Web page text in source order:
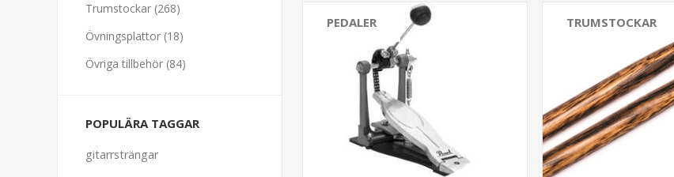
PEDALER TRUMSTOCKAR
Trumstockar (268)
Övningsplattor (18)
Övriga tillbehör (84)
POPULÄRA TAGGAR
gitarrsträngar